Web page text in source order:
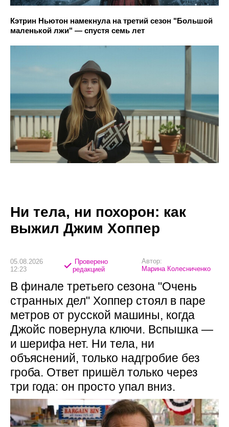
Кэтрин Ньютон намекнула на третий сезон "Большой
маленькой лжи" — спустя семь лет
Ни тела, ни похорон: как
выжил Джим Хоппер
05.08.2026
12:23
Проверено
редакцией
Автор:
Марина Колесниченко
В финале третьего сезона "Очень
странных дел" Хоппер стоял в паре
метров от русской машины, когда
Джойс повернула ключи. Вспышка —
и шерифа нет. Ни тела, ни
объяснений, только надгробие без
гроба. Ответ пришёл только через
три года: он просто упал вниз.